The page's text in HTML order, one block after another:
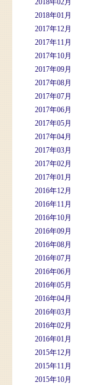
2018年02月
2018年01月
2017年12月
2017年11月
2017年10月
2017年09月
2017年08月
2017年07月
2017年06月
2017年05月
2017年04月
2017年03月
2017年02月
2017年01月
2016年12月
2016年11月
2016年10月
2016年09月
2016年08月
2016年07月
2016年06月
2016年05月
2016年04月
2016年03月
2016年02月
2016年01月
2015年12月
2015年11月
2015年10月